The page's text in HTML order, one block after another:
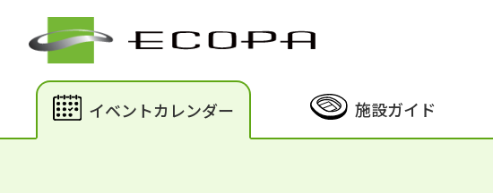
イベントカレンダー 施設ガイド